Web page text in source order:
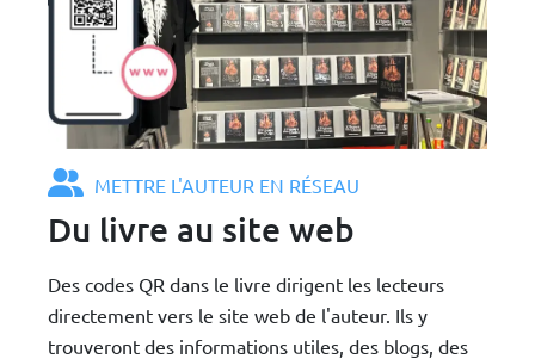
METTRE L'AUTEUR EN RÉSEAU
Du livre au site web
Des codes QR dans le livre dirigent les lecteurs
directement vers le site web de l'auteur. Ils y
trouveront des informations utiles, des blogs, des